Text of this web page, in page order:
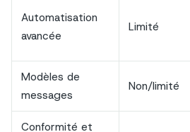
Automatisation
avancée
Limité
Modèles de
messages
Non/limité
Conformité et